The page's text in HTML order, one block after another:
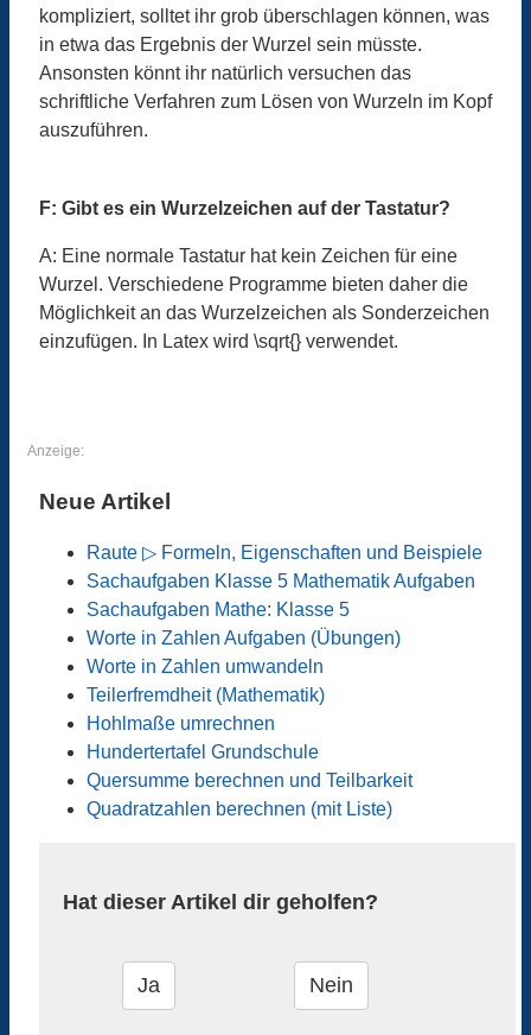
kompliziert, solltet ihr grob überschlagen können, was
in etwa das Ergebnis der Wurzel sein müsste.
Ansonsten könnt ihr natürlich versuchen das
schriftliche Verfahren zum Lösen von Wurzeln im Kopf
auszuführen.
F: Gibt es ein Wurzelzeichen auf der Tastatur?
A: Eine normale Tastatur hat kein Zeichen für eine
Wurzel. Verschiedene Programme bieten daher die
Möglichkeit an das Wurzelzeichen als Sonderzeichen
einzufügen. In Latex wird \sqrt{} verwendet.
Anzeige:
Neue Artikel
Raute ▷ Formeln, Eigenschaften und Beispiele
Sachaufgaben Klasse 5 Mathematik Aufgaben
Sachaufgaben Mathe: Klasse 5
Worte in Zahlen Aufgaben (Übungen)
Worte in Zahlen umwandeln
Teilerfremdheit (Mathematik)
Hohlmaße umrechnen
Hundertertafel Grundschule
Quersumme berechnen und Teilbarkeit
Quadratzahlen berechnen (mit Liste)
Hat dieser Artikel dir geholfen?